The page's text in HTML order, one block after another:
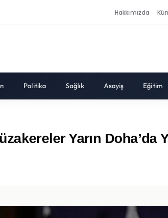
Hakkımızda
Politika Sağlık Asayiş Eğitim
Yarın Doha’da